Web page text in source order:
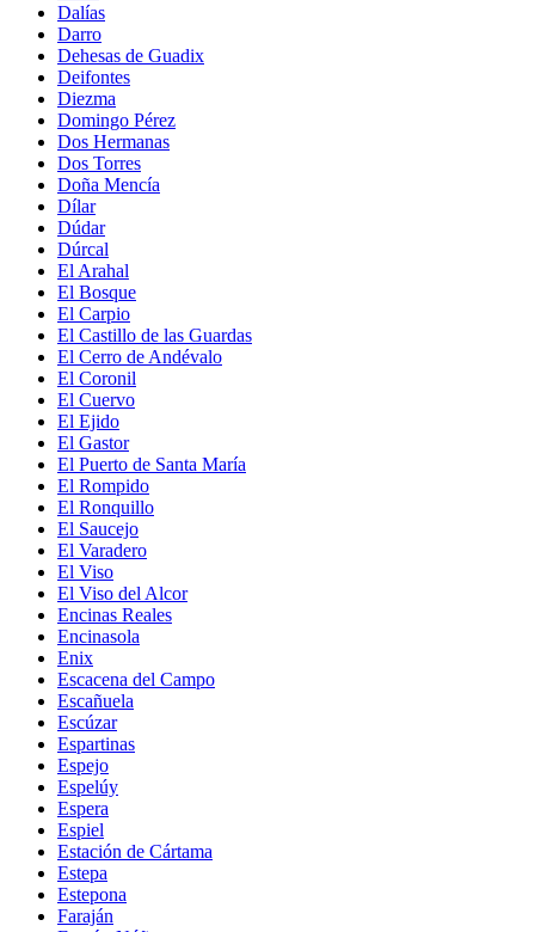
Dalías
Darro
Dehesas de Guadix
Deifontes
Diezma
Domingo Pérez
Dos Hermanas
Dos Torres
Doña Mencía
Dílar
Dúdar
Dúrcal
El Arahal
El Bosque
El Carpio
El Castillo de las Guardas
El Cerro de Andévalo
El Coronil
El Cuervo
El Ejido
El Gastor
El Puerto de Santa María
El Rompido
El Ronquillo
El Saucejo
El Varadero
El Viso
El Viso del Alcor
Encinas Reales
Encinasola
Enix
Escacena del Campo
Escañuela
Escúzar
Espartinas
Espejo
Espelúy
Espera
Espiel
Estación de Cártama
Estepa
Estepona
Faraján